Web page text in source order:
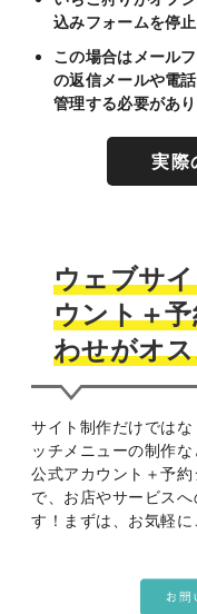
込みフォームを停
この場合はメール
の返信メールや電
管理する必要があ
実際
ウェブサ
ウント＋
わせがオ
サイト制作だけでは
ッチメニューの制作
公式アカウント＋予
で、お店やサービス
す！まずは、お気軽に